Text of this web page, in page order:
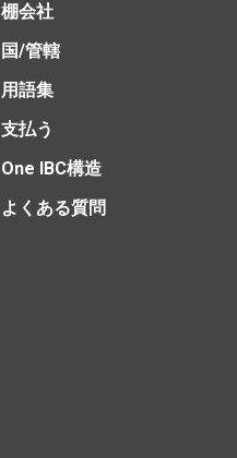
棚会社
国/管轄
用語集
支払う
One IBC構造
よくある質問